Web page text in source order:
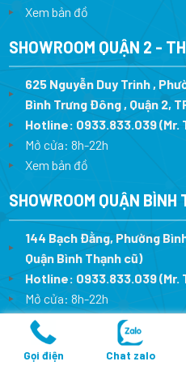
Xem bản đồ
SHOWROOM QUẬN 2 -
625 Nguyễn Duy Trinh ,
Bình Trưng Đông , Quận 2,
Hotline: 0933.833.039(Mr.
Mở cửa: 8h-22h
Xem bản đồ
SHOWROOM QUẬN BÌNH
144 Bạch Đằng, Phường
Quận Bình Thạnh cũ)
Hotline: 0933.833.039(Mr.
Mở cửa: 8h-22h
Xem bản đồ
Gọi điện Chat zalo